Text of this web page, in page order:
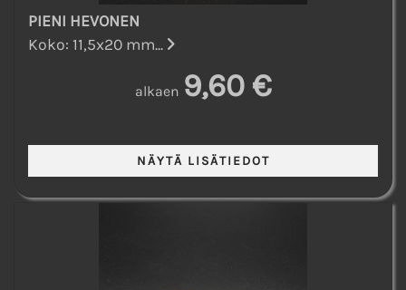
PIENI HEVONEN
Koko: 11,5x20 mm...
alkaen 9,60 €